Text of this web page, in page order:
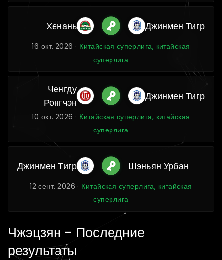
Хенань Джинмен Тигр
16 окт. 2026 · Китайская суперлига, китайская
суперлига
Ченгду
Ронгчэн
Джинмен Тигр
10 окт. 2026 · Китайская суперлига, китайская
суперлига
Джинмен Тигр Шэньян Урбан
12 сент. 2026 · Китайская суперлига, китайская
суперлига
Чжэцзян - Последние
результаты